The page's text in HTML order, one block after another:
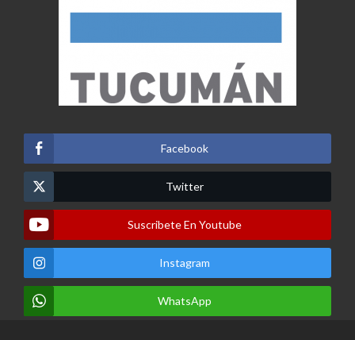
Facebook
Twitter
Suscribete En Youtube
Instagram
WhatsApp